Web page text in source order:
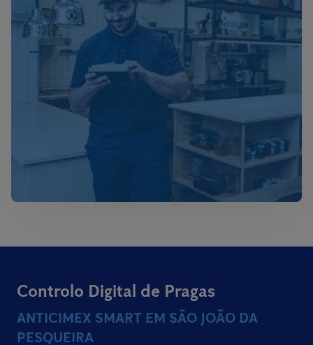
Controlo Digital de Pragas
ANTICIMEX SMART EM SÃO JOÃO DA
PESQUEIRA